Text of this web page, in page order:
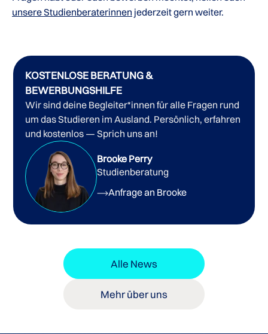
unsere Studienberaterinnen jederzeit gern weiter.
KOSTENLOSE BERATUNG &
BEWERBUNGSHILFE
Wir sind deine Begleiter*innen für alle Fragen rund
um das Studieren im Ausland. Persönlich, erfahren
und kostenlos — Sprich uns an!
Brooke Perry
Studienberatung
Anfrage an Brooke
Alle News
Mehr über uns